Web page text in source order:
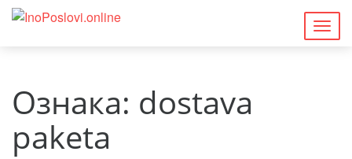
Ознака: dostava
paketa